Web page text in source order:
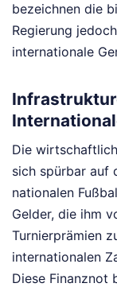
bezeichnen die
Regierung
internationale
Die
sich spürbar auf
nationalen
Gelder, die ihm
Turnierprämien
internationalen
Diese Finanznot